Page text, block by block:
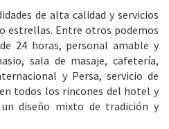
de alta calidad y servicios
estrellas. Entre otros podemos
24 horas, personal amable y
sala de masaje, cafetería,
y Persa, servicio de
todos los rincones del hotel y
diseño mixto de tradición y